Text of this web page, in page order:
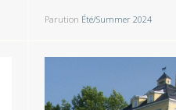
Parution Été/Summer 2024